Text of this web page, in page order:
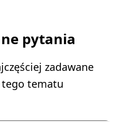
pytania
zadawane
tego tematu